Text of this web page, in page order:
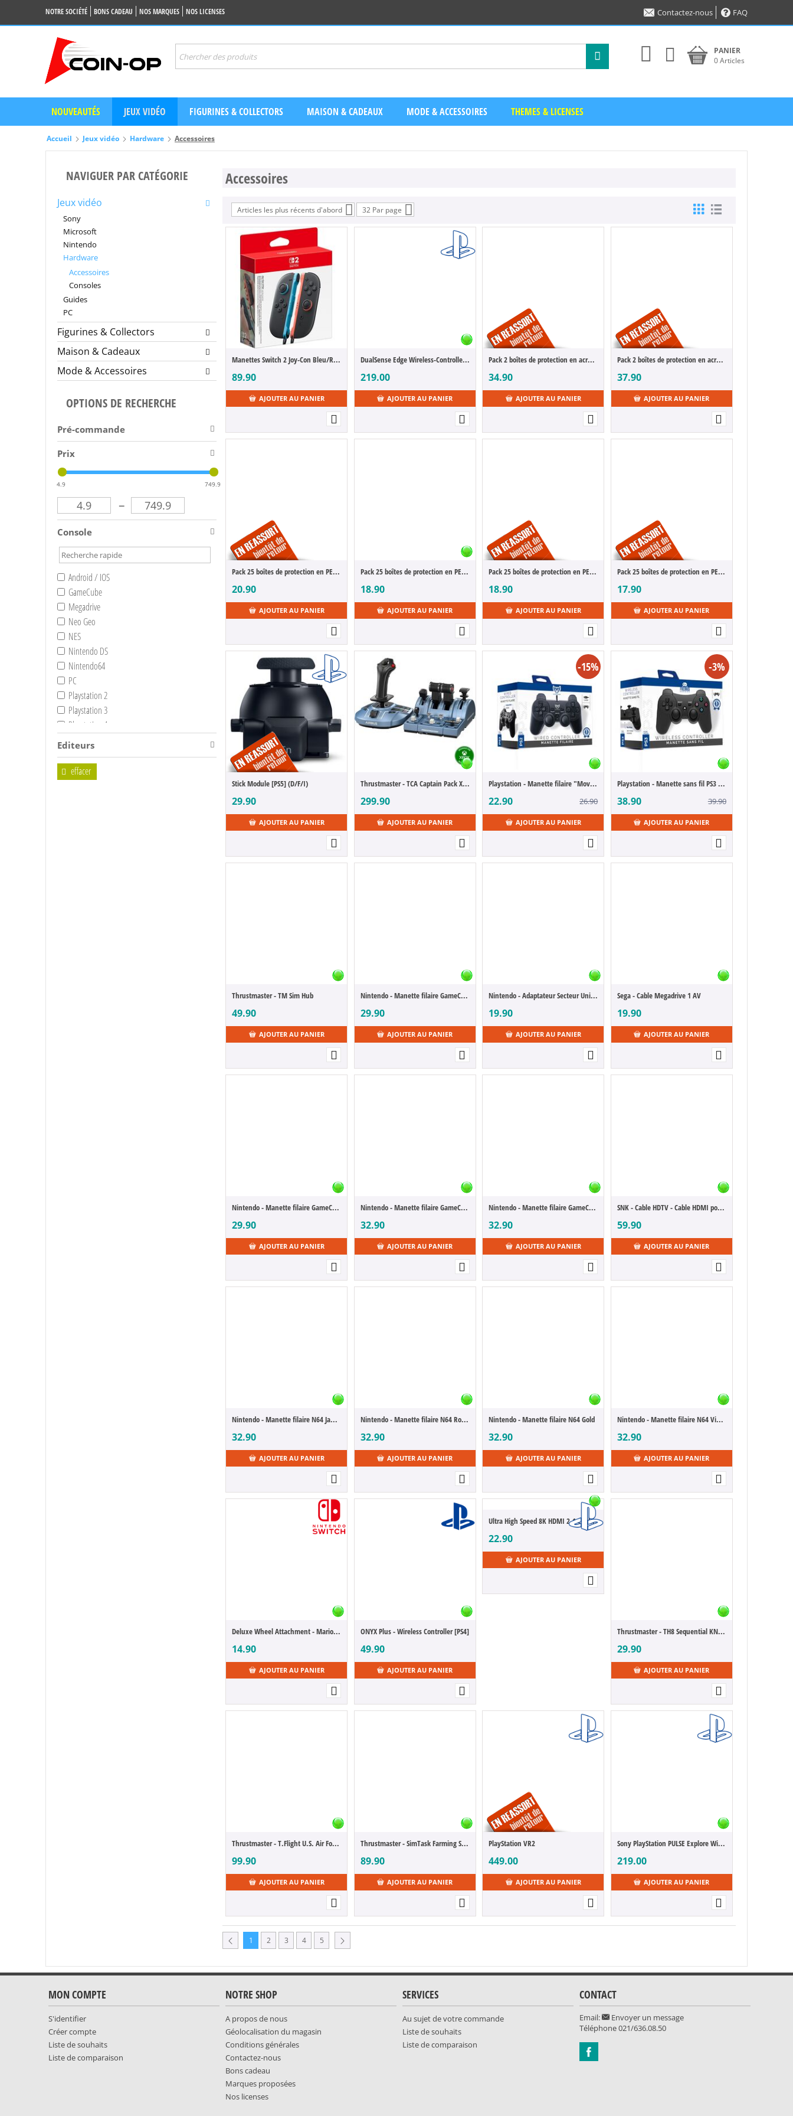
NOTRE SOCIÉTÉ BONS CADEAU NOS MARQUES NOS LICENSES Contactez-nous FAQ
PANIER
0 Articles
NOUVEAUTÉS JEUX VIDÉO FIGURINES & COLLECTORS MAISON & CADEAUX MODE & ACCESSOIRES THEMES & LICENSES
Accueil Jeux vidéo Hardware Accessoires
NAVIGUER PAR CATÉGORIE
Jeux vidéo
Sony
Microsoft
Nintendo
Hardware
Accessoires
Consoles
Guides
PC
Figurines & Collectors
Maison & Cadeaux
Mode & Accessoires
OPTIONS DE RECHERCHE
Pré-commande
Prix
4.9 749.9
–
Console
Android / IOS
GameCube
Megadrive
Neo Geo
NES
Nintendo DS
Nintendo64
PC
Playstation 2
Playstation 3
Playstation 4
Playstation 5
Super NES
Switch
Switch 2
Editeurs
effacer
Accessoires
Articles les plus récents d'abord 32 Par page
Manettes Switch 2 Joy-Con Bleu/Rouge (Set de 2)
89.90
AJOUTER AU PANIER
DualSense Edge Wireless-Controller [PS5] - midnight black
219.00
AJOUTER AU PANIER
Pack 2 boîtes de protection en acrylique pour jeux Game Boy/Game Boy Advance
34.90
AJOUTER AU PANIER
Pack 2 boîtes de protection en acrylique pour jeuxr SNES/N64 Games
37.90
AJOUTER AU PANIER
Pack 25 boîtes de protection en PET pour jeux Sega Genesis Games
20.90
AJOUTER AU PANIER
Pack 25 boîtes de protection en PET pour jeux Gamecube/XBOX360/WII/PS2/DVD
18.90
AJOUTER AU PANIER
Pack 25 boîtes de protection en PET pour jeux Game Boy/GBA Games
18.90
AJOUTER AU PANIER
Pack 25 boîtes de protection en PET pour jeux Super Nintendo/Nintendo 64/SNES/N64 Games
17.90
AJOUTER AU PANIER
Stick Module [PS5] (D/F/I)
29.90
AJOUTER AU PANIER
Thrustmaster - TCA Captain Pack X Airbus Edition [PC]
299.90
AJOUTER AU PANIER
-15%
Playstation - Manette filaire "Moveteck Gamer PS2"
22.90 26.90
AJOUTER AU PANIER
-3%
Playstation - Manette sans fil PS3 Joystick
38.90 39.90
AJOUTER AU PANIER
Thrustmaster - TM Sim Hub
49.90
AJOUTER AU PANIER
Nintendo - Manette filaire GameCube & Wii Transparent
29.90
AJOUTER AU PANIER
Nintendo - Adaptateur Secteur Universel - SNES / NES / Megadrive
19.90
AJOUTER AU PANIER
Sega - Cable Megadrive 1 AV
19.90
AJOUTER AU PANIER
Nintendo - Manette filaire GameCube & Wii Noire
29.90
AJOUTER AU PANIER
Nintendo - Manette filaire GameCube & Wii Bleu/Vert
32.90
AJOUTER AU PANIER
Nintendo - Manette filaire GameCube & Wii Violet/Noir
32.90
AJOUTER AU PANIER
SNK - Cable HDTV - Cable HDMI pour AES
59.90
AJOUTER AU PANIER
Nintendo - Manette filaire N64 Jaune
32.90
AJOUTER AU PANIER
Nintendo - Manette filaire N64 Rouge
32.90
AJOUTER AU PANIER
Nintendo - Manette filaire N64 Gold
32.90
AJOUTER AU PANIER
Nintendo - Manette filaire N64 Violet
32.90
AJOUTER AU PANIER
Deluxe Wheel Attachment - Mario [NSW]
14.90
AJOUTER AU PANIER
ONYX Plus - Wireless Controller [PS4]
49.90
AJOUTER AU PANIER
Ultra High Speed 8K HDMI 2.1 Cable [PS5]
22.90
AJOUTER AU PANIER
Thrustmaster - TH8 Sequential KNOB
29.90
AJOUTER AU PANIER
Thrustmaster - T.Flight U.S. Air Force Edition Gaming Headset - DTS
99.90
AJOUTER AU PANIER
Thrustmaster - SimTask Farming Stick [PC]
89.90
AJOUTER AU PANIER
PlayStation VR2
449.00
AJOUTER AU PANIER
Sony PlayStation PULSE Explore Wireless Earbuds [PS5]
219.00
AJOUTER AU PANIER
1 2 3 4 5
MON COMPTE
S'identifier
Créer compte
Liste de souhaits
Liste de comparaison
NOTRE SHOP
A propos de nous
Géolocalisation du magasin
Conditions générales
Contactez-nous
Bons cadeau
Marques proposées
Nos licenses
SERVICES
Au sujet de votre commande
Liste de souhaits
Liste de comparaison
CONTACT
Email:
Envoyer un message
Téléphone021/636.08.50